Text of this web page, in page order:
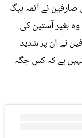
نے آئمہ بیگ
بغیر آستین کی
نے ان پر شدید
نہیں ہے کہ کس جگہ